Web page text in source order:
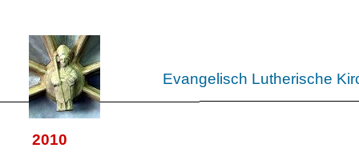
Evangelisch Lutherische
2010